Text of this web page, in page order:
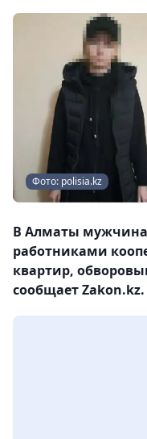
Фото: polisia.kz
В Алматы
работниками
квартир,
сообщает Zakon.kz.